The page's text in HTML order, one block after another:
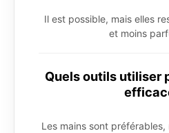
Il est possible, mais elles
et moins
Quels outils utiliser
Les mains sont